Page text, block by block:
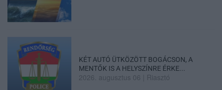
KÉT AUTÓ ÜTKÖZÖTT BOGÁCSON, A
MENTŐK IS A HELYSZÍNRE ÉRKE...
2026. augusztus 06 Riasztó